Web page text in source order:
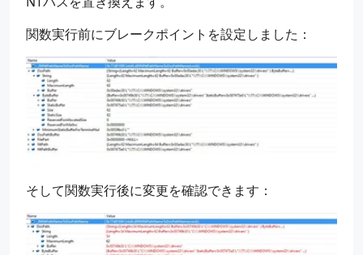
DosPath.String .MaximumLength
DosPath
.ByteBuffer . Size = NtPath
DosPath
ByteBuffer StaticSize = NtPath
pRtlNtPathNameToDosPathName
NT_SUCCESS
{
std ::wcout << L"[DosPathBuffer]
std::
std::wcout << L"[NormalNamespace]
関数実行前にブレークポイントを設定しました：
そして関数実行後に変更を確認できます：